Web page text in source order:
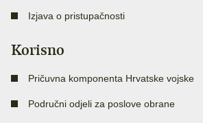
Izjava o pristupačnosti
Korisno
Pričuvna komponenta Hrvatske vojske
Područni odjeli za poslove obrane